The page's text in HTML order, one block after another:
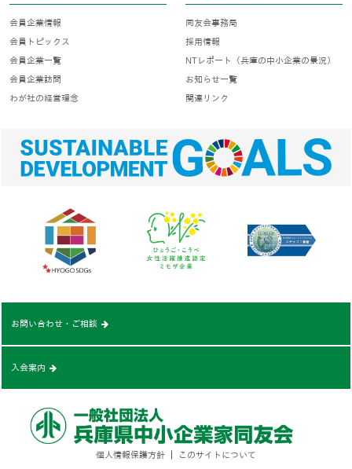
会員企業情報
同友会事務局
会員トピックス
採用情報
会員企業一覧
NTレポート（兵庫の中小企業の景況）
会員企業訪問
お知らせ一覧
わが社の経営理念
関連リンク
お問い合わせ・ご相談
入会案内
個人情報保護方針 このサイトについて